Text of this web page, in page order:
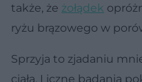
także, że żołądek
ryżu brązowego w
Sprzyja to zjadaniu
ciała. Liczne badania